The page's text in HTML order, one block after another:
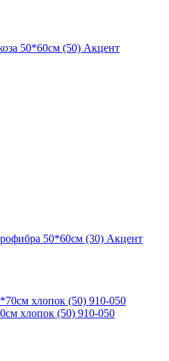
50*60см (50) Акцент
50*60см (30) Акцент
хлопок (50) 910-050